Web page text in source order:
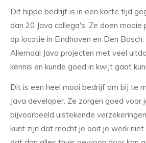
Dit hippe bedrijf is in een korte tijd
dan 20 Java collega's. Ze doen mooie
op locatie in Eindhoven en Den Bosch.
Allemaal Java projecten met veel
kennis en kunde goed in kwijt gaat
Dit is een heel mooi bedrijf om bij te
Java developer. Ze zorgen goed voor
bijvoorbeeld uistekende
kunt zijn dat mocht je ooit je werk niet